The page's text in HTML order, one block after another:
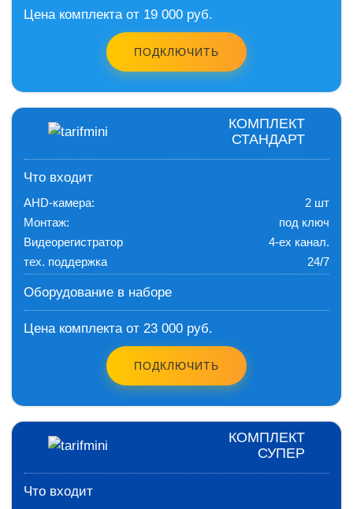
Цена комплекта от 19 000 руб.
ПОДКЛЮЧИТЬ
КОМПЛЕКТ
СТАНДАРТ
Что входит
AHD-камера:
2 шт
Монтаж:
под ключ
Видеорегистратор
4-ех канал.
тех. поддержка
24/7
Оборудование в наборе
Цена комплекта от 23 000 руб.
ПОДКЛЮЧИТЬ
КОМПЛЕКТ
СУПЕР
Что входит